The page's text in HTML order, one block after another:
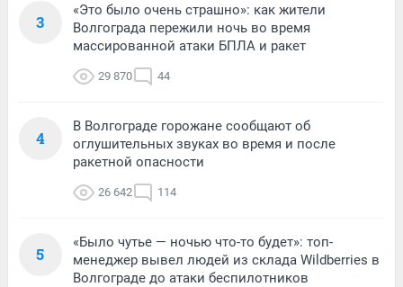
3
«Это было очень страшно»: как жители
Волгограда пережили ночь во время
массированной атаки БПЛА и ракет
29 870 44
4
В Волгограде горожане сообщают об
оглушительных звуках во время и после
ракетной опасности
26 642 114
5
«Было чутье — ночью что-то будет»: топ-
менеджер вывел людей из склада Wildberries в
Волгограде до атаки беспилотников